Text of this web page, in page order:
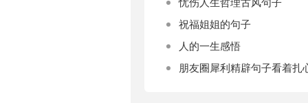
祝福姐姐的句子
人的一生感悟
朋友圈犀利精辟句子看着扎